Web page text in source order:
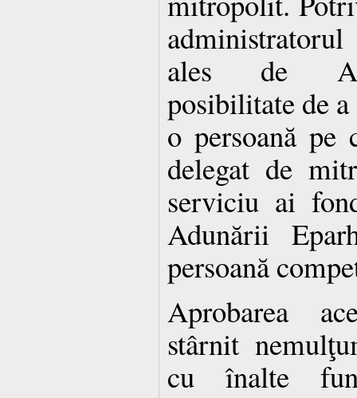
ales de
posibilitate de
o persoană
delegat de
serviciu ai
Adunării
persoană
Aprobarea
stârnit
cu înalte